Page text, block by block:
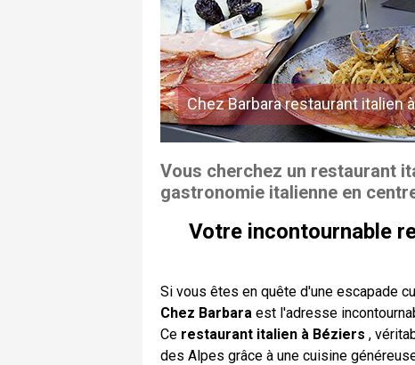
Chez Barbara restaurant italien
Vous cherchez un restaurant
gastronomie italienne en
Votre incontournable
Si vous êtes en quête d'une escapade
Chez Barbara est l'adresse
Ce restaurant italien à Béziers ,
des Alpes grâce à une cuisine